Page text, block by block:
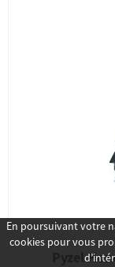
Pyzel
En poursuivant votre
cookies pour vous